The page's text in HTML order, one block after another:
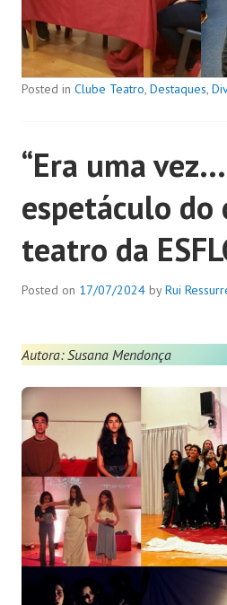
Posted in Clube Teatro, Destaques,
“Era uma
espetáculo do
teatro da
Posted on 17/07/2024 byRui
Autora: Susana Mendonça